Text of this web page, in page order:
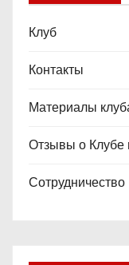
Клуб
Контакты
Материалы
Отзывы о Клубе
Сотрудничество